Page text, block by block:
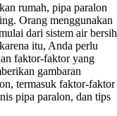
rumah, pipa paralon
Orang menggunakan
dari sistem air bersih
itu, Anda perlu
faktor-faktor yang
gambaran
termasuk faktor-faktor
pipa paralon, dan tips